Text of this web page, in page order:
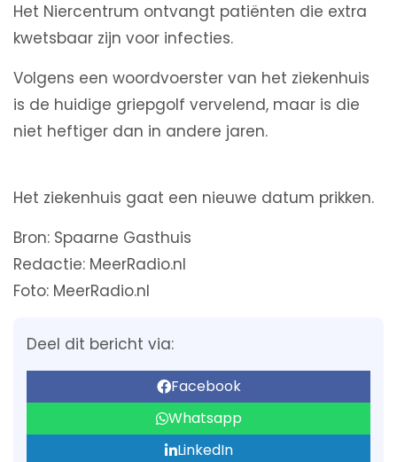
Het Niercentrum ontvangt patiënten die extra
kwetsbaar zijn voor infecties.
Volgens een woordvoerster van het ziekenhuis
is de huidige griepgolf vervelend, maar is die
niet heftiger dan in andere jaren.
Het ziekenhuis gaat een nieuwe datum prikken.
Bron: Spaarne Gasthuis
Redactie: MeerRadio.nl
Foto: MeerRadio.nl
Deel dit bericht via:
Facebook
Whatsapp
LinkedIn